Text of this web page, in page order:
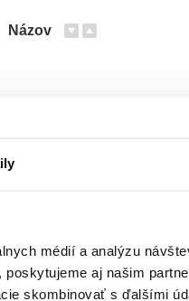
médií a analýzu
aj našim
skombinovať s ďalšími
Názov